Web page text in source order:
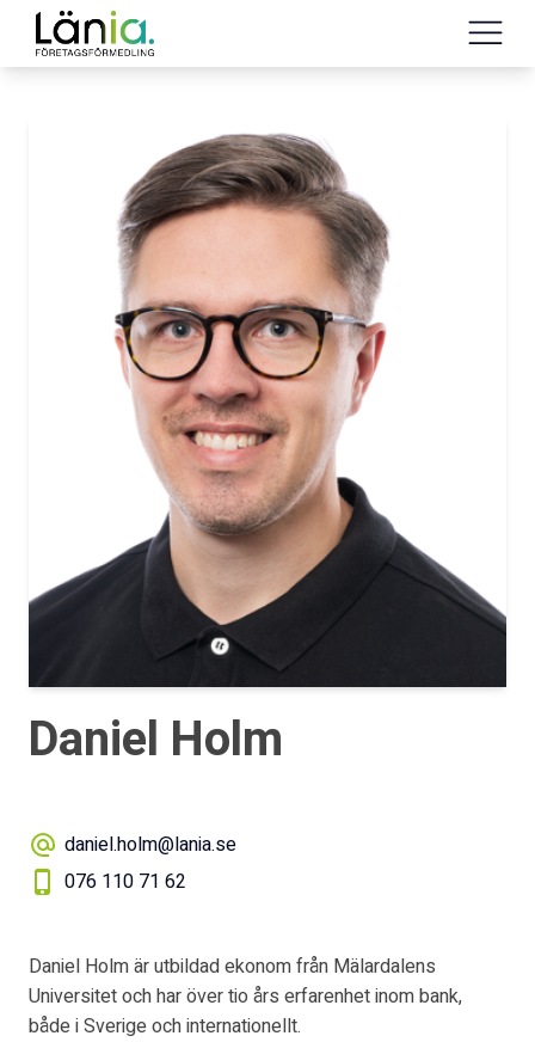
Daniel Holm
daniel.holm@lania.se
076 110 71 62
Daniel Holm är utbildad ekonom från Mälardalens
Universitet och har över tio års erfarenhet inom bank,
både i Sverige och internationellt.